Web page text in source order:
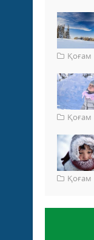
Қоғам
Қоғам
Қоғам